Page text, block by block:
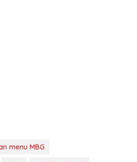
menu MBG